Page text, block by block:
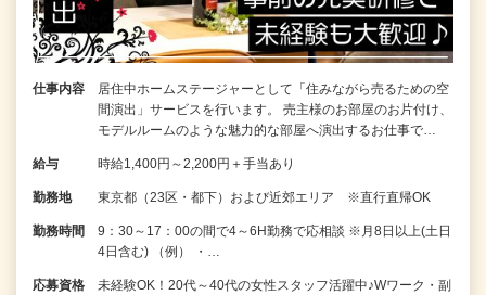
仕事内容
居住中ホームステージャーとして「住みながら売るための空
間演出」サービスを行います。 売主様のお部屋のお片付け、
モデルルームのような魅力的な部屋へ演出するお仕事で…
給与 時給1,400円～2,200円＋手当あり
勤務地 東京都（23区・都下）および近郊エリア ※直行直帰OK
勤務時間
9：30～17：00の間で4～6H勤務で応相談 ※月8日以上(土日
4日含む) （例） ・…
応募資格
未経験OK！20代～40代の女性スタッフ活躍中♪Wワーク・副